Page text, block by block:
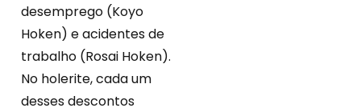
desemprego (Koyo
Hoken) e acidentes de
trabalho (Rosai Hoken).
No holerite, cada um
desses descontos